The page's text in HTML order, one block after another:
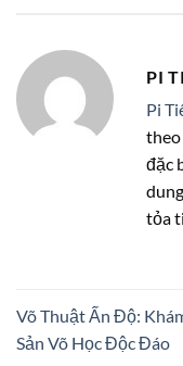
PI
Pi
theo
đặc
tỏa
Võ Thuật Ấn Độ:
Sản Võ Học Độc Đáo